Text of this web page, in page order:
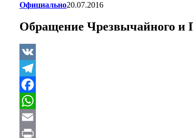
Официально20.07.2016
Обращение Чрезвычайного и
VK
Telegram
Facebook
WhatsApp
Email